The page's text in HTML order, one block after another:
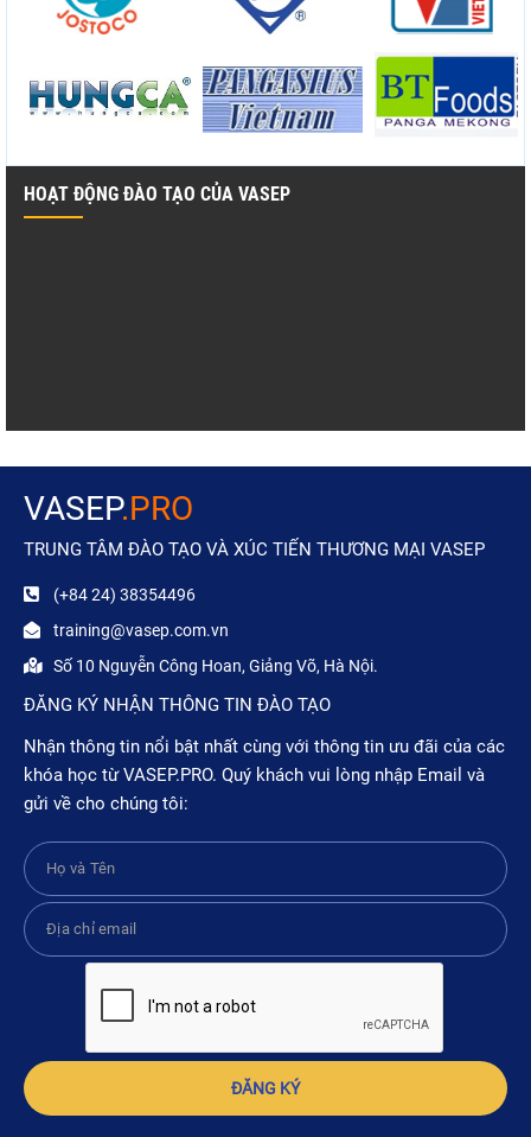
HOẠT ĐỘNG ĐÀO TẠO CỦA VASEP
VASEP.PRO
TRUNG TÂM ĐÀO TẠO VÀ XÚC TIẾN THƯƠNG MẠI VASEP
(+84 24) 38354496
training@vasep.com.vn
Số 10 Nguyễn Công Hoan, Giảng Võ, Hà Nội.
ĐĂNG KÝ NHẬN THÔNG TIN ĐÀO TẠO
Nhận thông tin nổi bật nhất cùng với thông tin ưu đãi của các
khóa học từ VASEP.PRO. Quý khách vui lòng nhập Email và
gửi về cho chúng tôi:
ĐĂNG KÝ